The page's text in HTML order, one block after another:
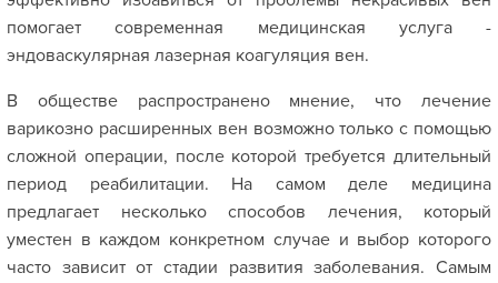
помогает современная медицинская услуга -
эндоваскулярная лазерная коагуляция вен.
В обществе распространено мнение, что лечение
варикозно расширенных вен возможно только с помощью
сложной операции, после которой требуется длительный
период реабилитации. На самом деле медицина
предлагает несколько способов лечения, который
уместен в каждом конкретном случае и выбор которого
часто зависит от стадии развития заболевания. Самым